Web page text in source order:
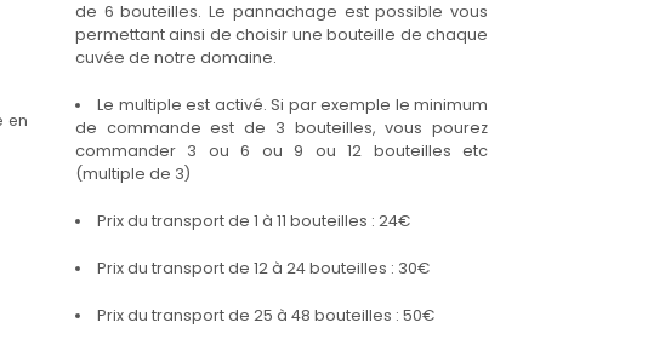
en
de 6 bouteilles. Le pannachage est possible vous
permettant ainsi de choisir une bouteille de chaque
cuvée de notre domaine.
Le multiple est activé. Si par exemple le minimum
de commande est de 3 bouteilles, vous pourez
commander 3 ou 6 ou 9 ou 12 bouteilles etc
(multiple de 3)
Prix du transport de 1 à 11 bouteilles : 24€
Prix du transport de 12 à 24 bouteilles : 30€
Prix du transport de 25 à 48 bouteilles : 50€